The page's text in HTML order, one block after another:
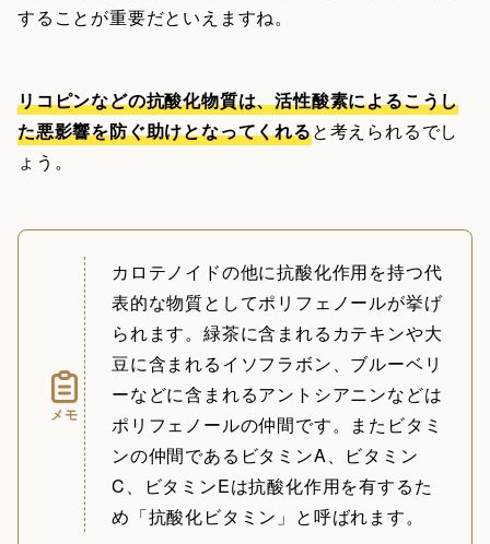
することが重要だといえますね。
リコピンなどの抗酸化物質は、活性酸素によるこうし
た悪影響を防ぐ助けとなってくれると考えられるでし
ょう。
メモ
カロテノイドの他に抗酸化作用を持つ代
表的な物質としてポリフェノールが挙げ
られます。緑茶に含まれるカテキンや大
豆に含まれるイソフラボン、ブルーベリ
ーなどに含まれるアントシアニンなどは
ポリフェノールの仲間です。またビタミ
ンの仲間であるビタミンA、ビタミン
C、ビタミンEは抗酸化作用を有するた
め「抗酸化ビタミン」と呼ばれます。